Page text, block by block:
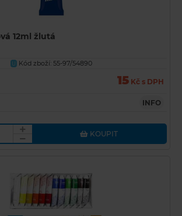
12ml žlutá
U
Kód zboží: 55-97/54890
15 Kč s DPH
INFO
KOUPIT